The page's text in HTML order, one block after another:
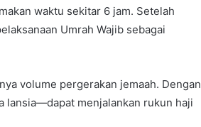
waktu sekitar 6 jam. Setelah
Umrah Wajib sebagai
volume pergerakan jemaah. Dengan
lansia—dapat menjalankan rukun haji